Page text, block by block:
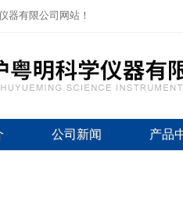
器有限公司网站！
公司新闻 产品